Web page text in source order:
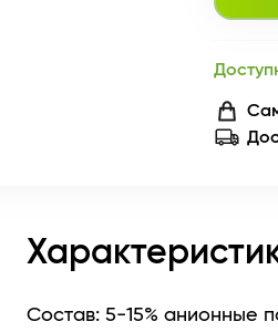
Состав: 5-15% анионные